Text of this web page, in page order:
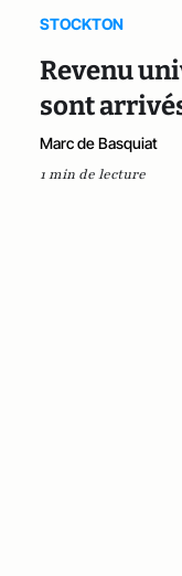
STOCKTON
Revenu
sont
Marc de Basquiat
1 min de lecture